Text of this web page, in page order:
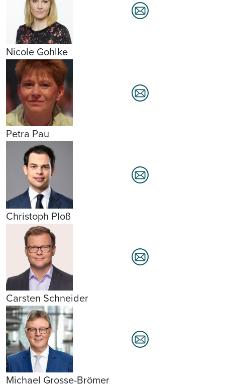
Nicole Gohlke
Petra Pau
Christoph Ploß
Carsten Schneider
Michael Grosse-Brömer